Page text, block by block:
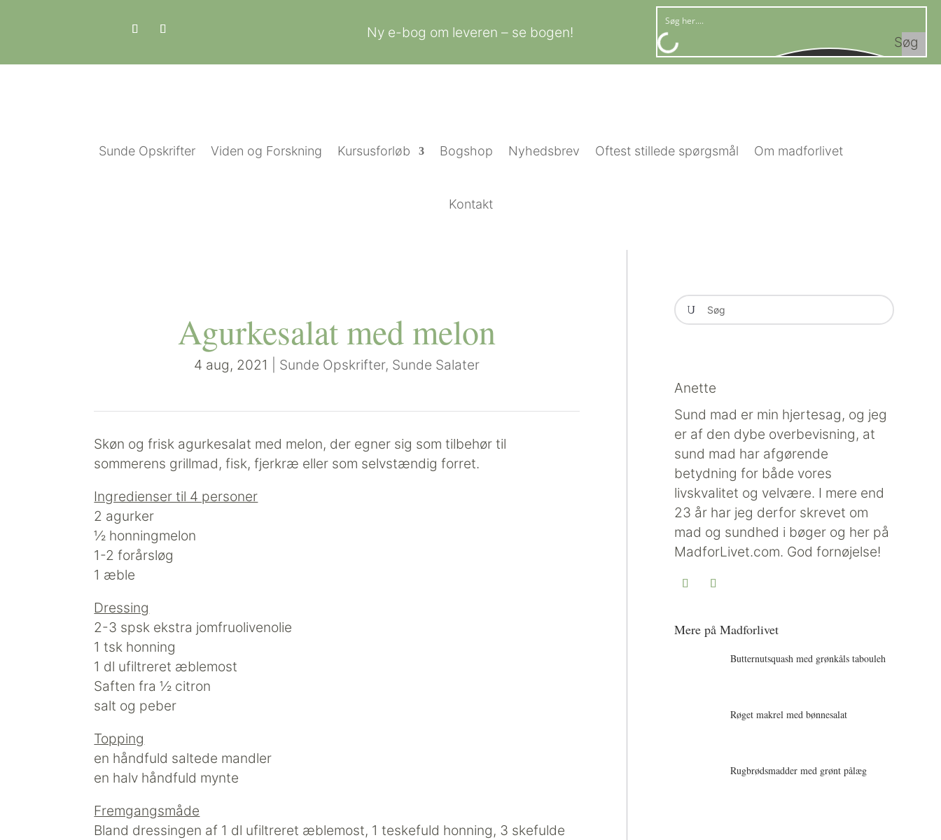
Ny e-bog om leveren – se bogen!
Søg
Sunde Opskrifter Viden og Forskning Kursusforløb Bogshop Nyhedsbrev Oftest stillede spørgsmål Om madforlivet
Kontakt
Agurkesalat med melon
4 aug, 2021 Sunde Opskrifter, Sunde Salater
Skøn og frisk agurkesalat med melon, der egner sig som tilbehør til
sommerens grillmad, fisk, fjerkræ eller som selvstændig forret.
Ingredienser til 4 personer
2 agurker
½ honningmelon
1-2 forårsløg
1 æble
Dressing
2-3 spsk ekstra jomfruolivenolie
1 tsk honning
1 dl ufiltreret æblemost
Saften fra ½ citron
salt og peber
Topping
en håndfuld saltede mandler
en halv håndfuld mynte
Fremgangsmåde
Bland dressingen af 1 dl ufiltreret æblemost, 1 teskefuld honning, 3 skefulde
Anette
Sund mad er min hjertesag, og jeg
er af den dybe overbevisning, at
sund mad har afgørende
betydning for både vores
livskvalitet og velvære. I mere end
23 år har jeg derfor skrevet om
mad og sundhed i bøger og her på
MadforLivet.com. God fornøjelse!
Mere på Madforlivet
Butternutsquash med grønkåls tabouleh
Røget makrel med bønnesalat
Rugbrødsmadder med grønt pålæg